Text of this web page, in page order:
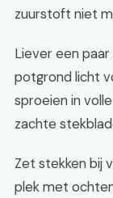
zuurstoft niet
Liever een
potgrond licht
sproeien in
zachte
Zet stekken bij
plek met